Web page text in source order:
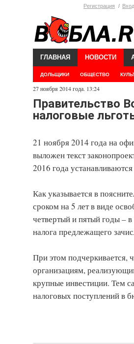
Регистрация Вход
ГЛАВНАЯ НОВОСТИ
ДОЛЬЩИКИ ОБЩЕСТВО
27 ноября 2014 года. 13:24
Правительство
налоговые
21 ноября 2014 года на
выложен текст
2016 года
Как указывается в
сроком на 5 лет в виде
четвертый и пятый годы –
налога предлежащего
При этом подчеркивается,
организациям,
крупные инвестиции. Тем
налоговых поступлений в